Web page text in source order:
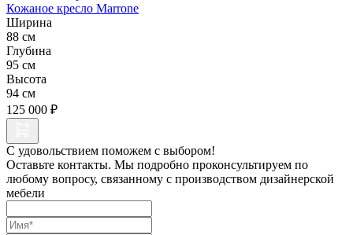
Кожаное кресло Marrone
Ширина
88 см
Глубина
95 см
Высота
94 см
125 000 ₽
С удовольствием поможем с выбором!
Оставьте контакты. Мы подробно проконсультируем по
любому вопросу, связанному с производством дизайнерской
мебели